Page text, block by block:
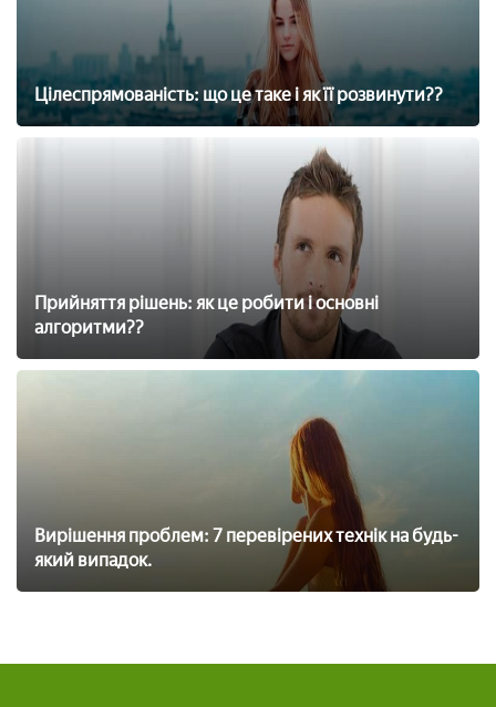
Цілеспрямованість: що це таке і як її розвинути??
Прийняття рішень: як це робити і основні
алгоритми??
Вирішення проблем: 7 перевірених технік на будь-
який випадок.